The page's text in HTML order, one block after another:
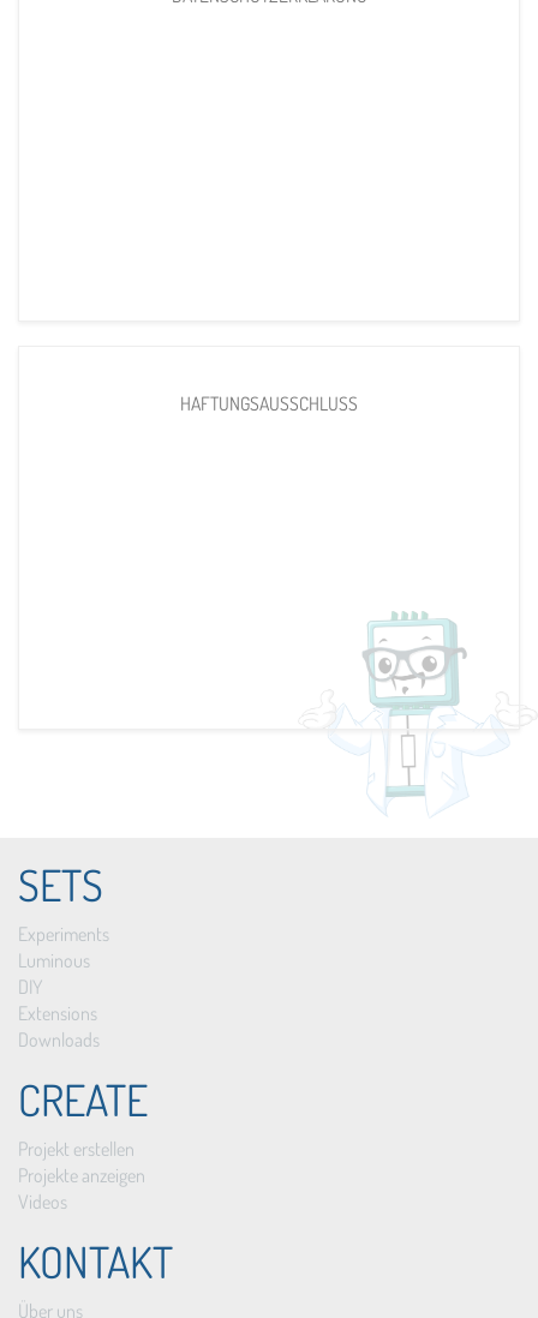
HAFTUNGSAUSSCHLUSS
SETS
Experiments
Luminous
DIY
Extensions
Downloads
CREATE
Projekt erstellen
Projekte anzeigen
Videos
KONTAKT
Über uns